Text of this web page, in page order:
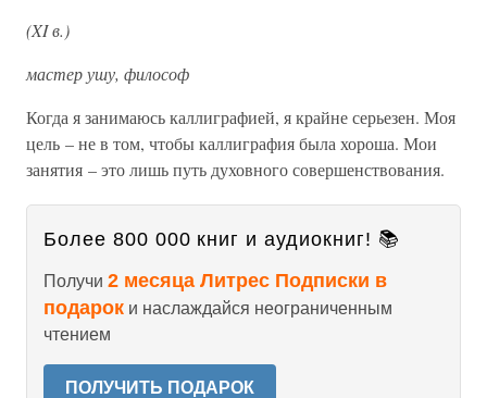
(XI в.)
мастер ушу, философ
Когда я занимаюсь каллиграфией, я крайне серьезен. Моя
цель – не в том, чтобы каллиграфия была хороша. Мои
занятия – это лишь путь духовного совершенствования.
Более 800 000 книг и аудиокниг! 📚
Получи 2 месяца Литрес Подписки в
подарок и наслаждайся неограниченным
чтением
ПОЛУЧИТЬ ПОДАРОК